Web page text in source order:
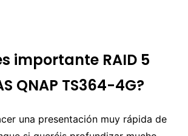
importante RAID 5
QNAP TS364-4G?
una presentación muy rápida de